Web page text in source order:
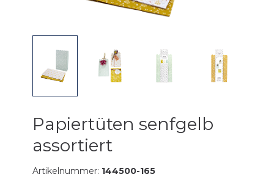
Papiertüten senfgelb
assortiert
Artikelnummer: 144500-165